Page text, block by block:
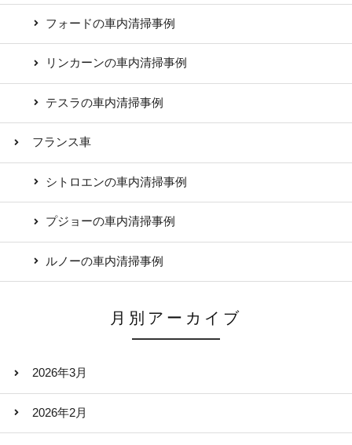
フォードの車内清掃事例
リンカーンの車内清掃事例
テスラの車内清掃事例
フランス車
シトロエンの車内清掃事例
プジョーの車内清掃事例
ルノーの車内清掃事例
月別アーカイブ
2026年3月
2026年2月